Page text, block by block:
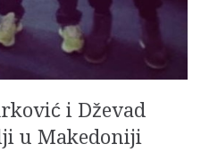
i Dževad
u Makedoniji